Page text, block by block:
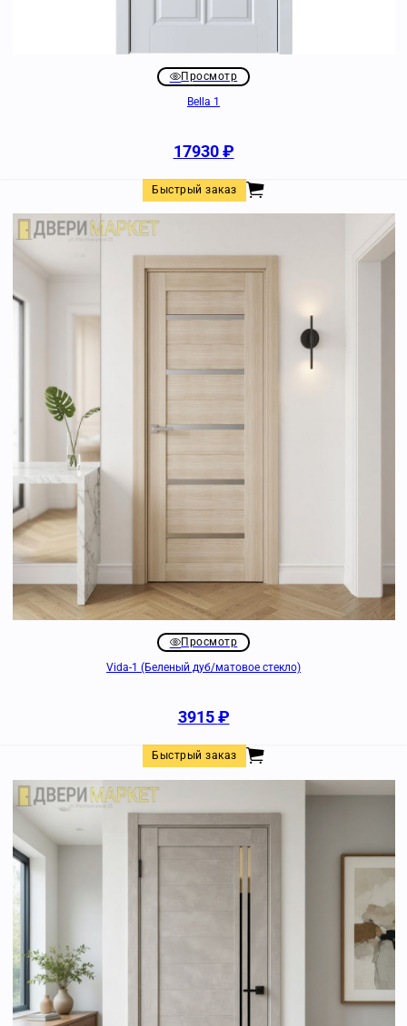
Просмотр
Bella 1
17930₽
Быстрый заказ
Просмотр
Vida-1 (Беленый дуб/матовое стекло)
3915₽
Быстрый заказ